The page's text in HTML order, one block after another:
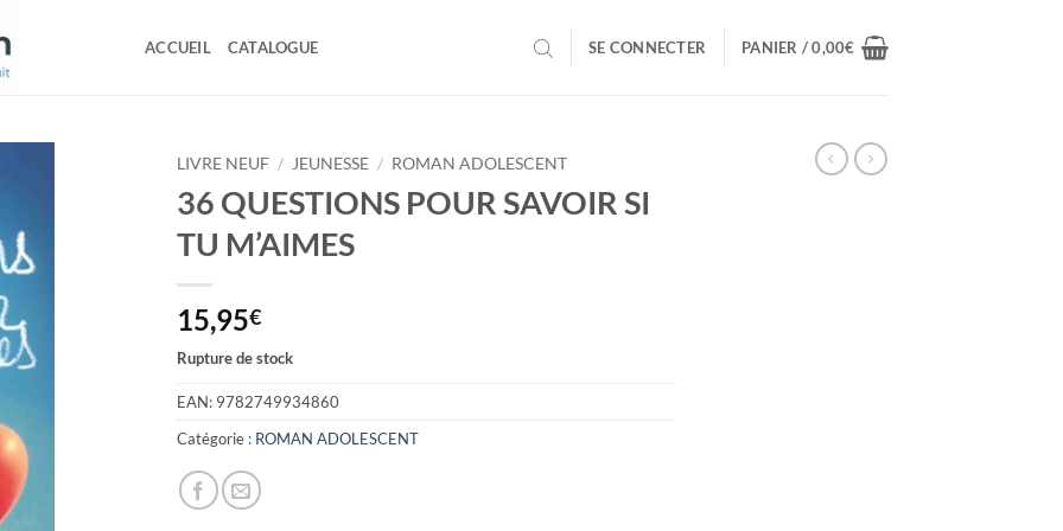
ACCUEIL CATALOGUE SE CONNECTER PANIER /0,00€
LIVRE NEUF / JEUNESSE / ROMAN ADOLESCENT
36 QUESTIONS POUR SAVOIR SI
TU M’AIMES
15,95€
Rupture de stock
EAN: 9782749934860
Catégorie : ROMAN ADOLESCENT